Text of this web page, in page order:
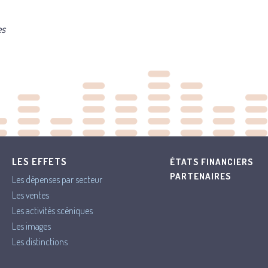
LES EFFETS
Les dépenses par secteur
Les ventes
Les activités scéniques
Les images
Les distinctions
ÉTATS FINANCIERS
PARTENAIRES